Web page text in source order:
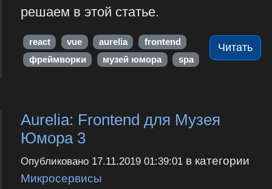
решаем в этой статье.
Читать
react vue aurelia
frontend
фреймворки
музей юмора spa
Aurelia: Frontend для Музея
Юмора 3
Опубликовано 17.11.2019 01:39:01в категории
Микросервисы